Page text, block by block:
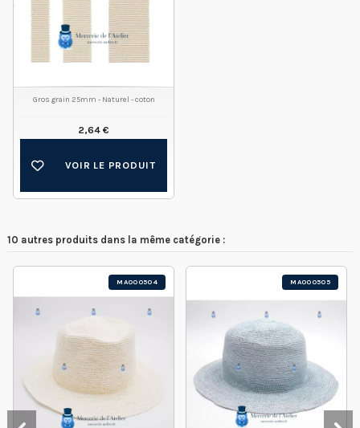
Gros grain 25mm - Naturel - coton
2,64 €
VOIR LE PRODUIT
10 autres produits dans la même catégorie :
MA000504 MA000505